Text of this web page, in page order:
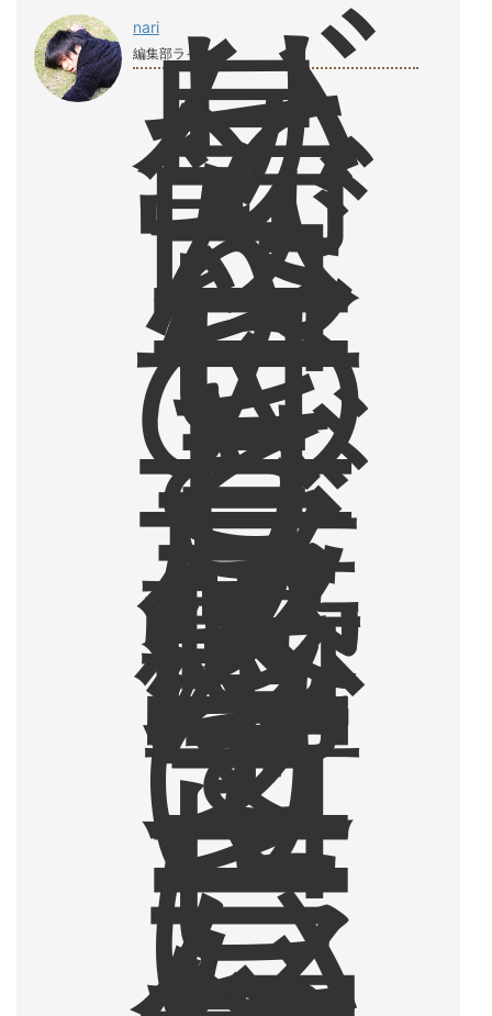
nari
編集部ライター
バ
リ
島
で
飲
ん
だ
コ
ー
ヒ
ー
の
甘
さ
と
ザ
ラ
ザ
ラ
感
に
衝
撃
を
受
け
て
コ
ー
ヒ
ー
に
ハ